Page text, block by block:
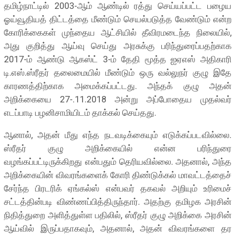
தமிழ்நாட்டில் 2003-ஆம் ஆண்டில் ரத்து செய்யப்பட்ட பழைய
ஓய்வூதியத் திட்டத்தை மீண்டும் செயல்படுத்த வேண்டும் என்ற
கோரிக்கைகள் முந்தைய ஆட்சியில் தீவிரமடைந்த நிலையில்,
அது குறித்து ஆய்வு செய்து அரசுக்கு பரிந்துரைப்பதற்காக
2017-ம் ஆண்டு ஆகஸ்ட் 3-ம் தேதி மூத்த ஐஏஎஸ் அதிகாரி
டி.எஸ்.ஸ்ரீதர் தலைமையில் மீண்டும் ஒரு வல்லுநர் குழு இதே
காரணத்திற்காக அமைக்கப்பட்டது. அந்தக் குழு அதன்
அறிக்கையை 27-.11.2018 அன்று அப்போதைய முதல்வர்
எடப்பாடி பழனிசாமியிடம் தாக்கல் செய்தது.
ஆனால், அதன் மீது எந்த நடவடிக்கையும் எடுக்கப்படவில்லை.
ஸ்ரீதர் குழு அறிக்கையில் என்ன பரிந்துரை
வழங்கப்பட்டிருக்கிறது என்பதும் தெரியவில்லை. அதனால், அந்த
அறிக்கையின் விவரங்களைக் கோரி திண்டுக்கல் மாவட்டத்தைச்
சேர்ந்த பிரடரிக் ஏங்கல்ஸ் என்பவர் தகவல் அறியும் உரிமைச்
சட்டத்தின்படி விண்ணப்பித்திருந்தார். அதற்கு தமிழக அரசின்
நிதித்துறை அளித்துள்ள பதிலில், ஸ்ரீதர் குழு அறிக்கை அரசின்
ஆய்வில் இருப்பதாகவும், அதனால், அதன் விவரங்களை தர